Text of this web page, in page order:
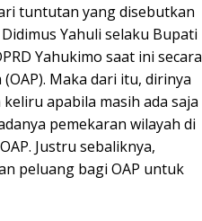
tuntutan yang disebutkan
Yahuli selaku Bupati
Yahukimo saat ini secara
Maka dari itu, dirinya
apabila masih ada saja
pemekaran wilayah di
Justru sebaliknya,
peluang bagi OAP untuk